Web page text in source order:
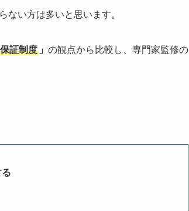
ない方は多いと思います。
証制度 」 の観点から比較し、専門家監修の